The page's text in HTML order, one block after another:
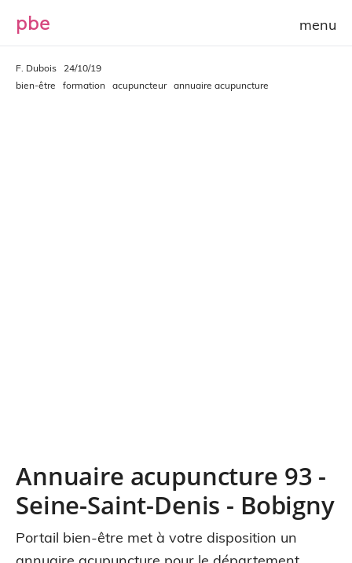
pbe
F. Dubois
24/10/19
bien-être
formation acupuncteur annuaire acupuncture
Annuaire acupuncture 93 -
Seine-Saint-Denis - Bobigny
Portail bien-être met à votre disposition un